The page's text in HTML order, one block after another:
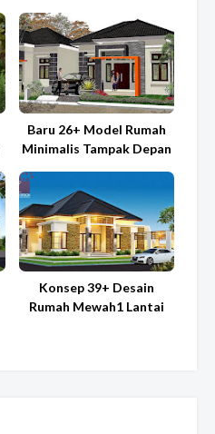
Baru 26+ Model Rumah
Minimalis Tampak Depan
Konsep 39+ Desain
Rumah Mewah1 Lantai